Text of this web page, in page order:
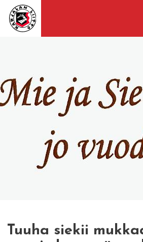
Tuuha siekii